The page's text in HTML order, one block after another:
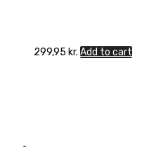
299,95 kr. Add to cart